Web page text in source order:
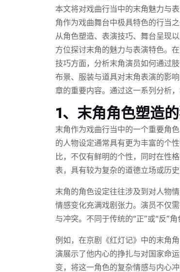
本文将对戏曲行当中的末角魅力与
角作为戏曲舞台中极具特色的行当
从角色塑造、表演技巧、舞台呈现
方位探讨末角的魅力与表演特色。
技巧方面，分析末角演员如何通过
布景、服装与道具对末角表演的影
章的重要内容。通过这一系列分析
1、末角角色塑造
末角作为戏曲行当中的一个重要角
的人物设定通常具有更为丰富的个
比，不仅有鲜明的个性，同时在性
表，具有较为复杂的道德立场或历
末角的角色设定往往涉及到对人物
情感变化充满戏剧张力。演员不仅
与冲突。不同于传统的“正”或“反”
例如，在京剧《红灯记》中的末角
演展示了他内心的挣扎与对国家命
变，将这一角色的复杂情感与内心冲